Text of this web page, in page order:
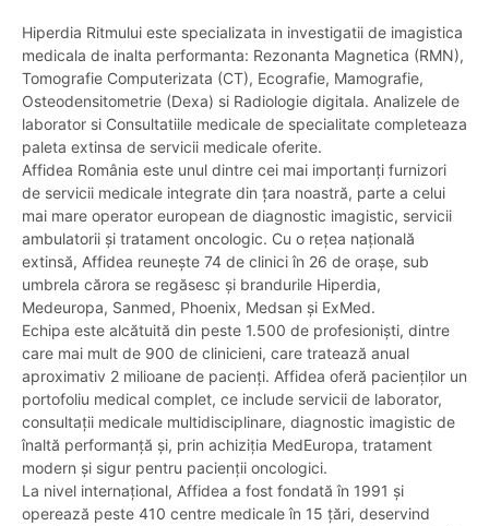
Hiperdia Ritmului este specializata in investigatii de imagistica
medicala de inalta performanta: Rezonanta Magnetica (RMN),
Tomografie Computerizata (CT), Ecografie, Mamografie,
Osteodensitometrie (Dexa) si Radiologie digitala. Analizele de
laborator si Consultatiile medicale de specialitate completeaza
paleta extinsa de servicii medicale oferite.
Affidea România este unul dintre cei mai importanți furnizori
de servicii medicale integrate din țara noastră, parte a celui
mai mare operator european de diagnostic imagistic, servicii
ambulatorii și tratament oncologic. Cu o rețea națională
extinsă, Affidea reunește 74 de clinici în 26 de orașe, sub
umbrela cărora se regăsesc și brandurile Hiperdia,
Medeuropa, Sanmed, Phoenix, Medsan și ExMed.
Echipa este alcătuită din peste 1.500 de profesioniști, dintre
care mai mult de 900 de clinicieni, care tratează anual
aproximativ 2 milioane de pacienți. Affidea oferă pacienților un
portofoliu medical complet, ce include servicii de laborator,
consultații medicale multidisciplinare, diagnostic imagistic de
înaltă performanță și, prin achiziția MedEuropa, tratament
modern și sigur pentru pacienții oncologici.
La nivel internațional, Affidea a fost fondată în 1991 și
operează peste 410 centre medicale în 15 țări, deservind